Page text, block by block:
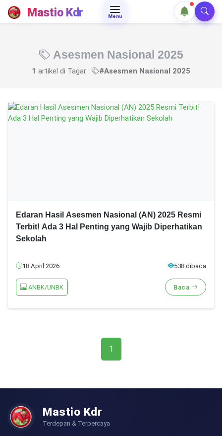
Mastio Kdr Menu
Asesmen Nasional 2025
1 artikel di Tagar : #Asesmen Nasional 2025
Edaran Hasil Asesmen Nasional (AN) 2025 Resmi
Terbit! Ada 3 Hal Penting yang Wajib Diperhatikan
Sekolah
18 April 2026 538 dibaca
ANBK/UNBK Baca
1
Mastio Kdr
Terdepan & Terpercaya